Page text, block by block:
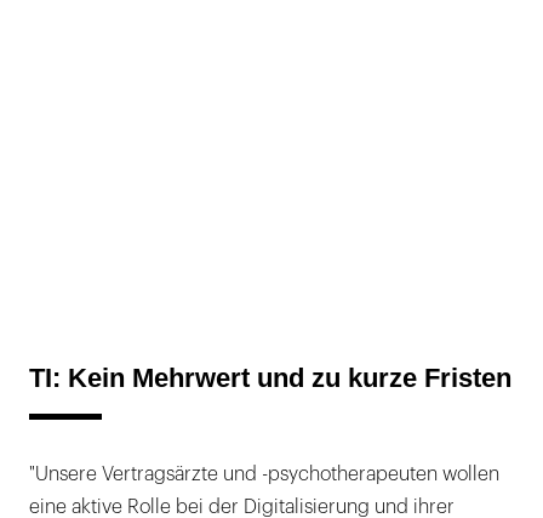
TI: Kein Mehrwert und zu kurze Fristen
"Unsere Vertragsärzte und -psychotherapeuten wollen
eine aktive Rolle bei der Digitalisierung und ihrer